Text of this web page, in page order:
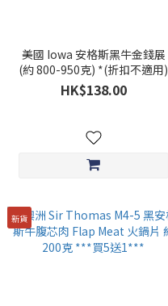
美國 Iowa 安格斯黑牛金錢展
(約 800-950克) *(折扣不適用)
HK$138.00
新貨